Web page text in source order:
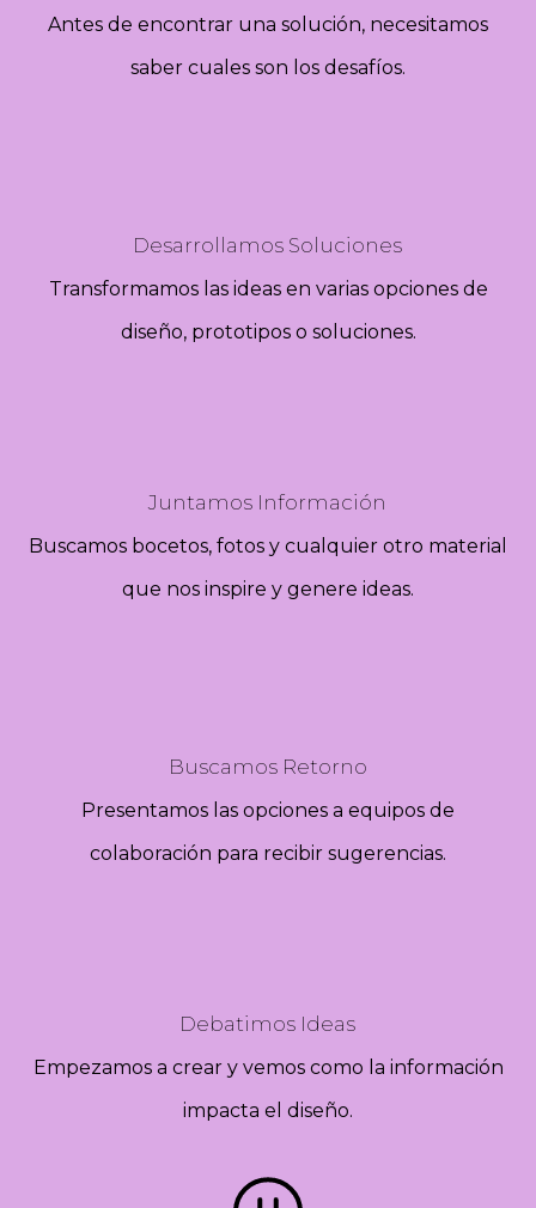
Antes de encontrar una solución, necesitamos
saber cuales son los desafíos.
Desarrollamos Soluciones
Transformamos las ideas en varias opciones de
diseño, prototipos o soluciones.
Juntamos Información
Buscamos bocetos, fotos y cualquier otro material
que nos inspire y genere ideas.
Buscamos Retorno
Presentamos las opciones a equipos de
colaboración para recibir sugerencias.
Debatimos Ideas
Empezamos a crear y vemos como la información
impacta el diseño.